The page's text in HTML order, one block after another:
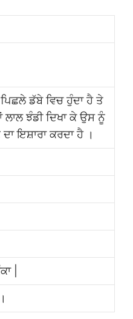
ਡੱਬੇ ਵਿਚ ਹੁੰਦਾ ਹੈ ਤੇ
ਲਾਲ ਝੰਡੀ ਦਿਖਾ ਕੇ ਉਸ ਨੂੰ
ਇਸ਼ਾਰਾ ਕਰਦਾ ਹੈ ।
|